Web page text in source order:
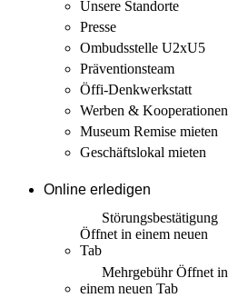
Unsere Standorte
Presse
Ombudsstelle U2xU5
Präventionsteam
Öffi-Denkwerkstatt
Werben & Kooperationen
Museum Remise mieten
Geschäftslokal mieten
Online erledigen
Störungs­bestätigung
Öffnet in einem neuen
Tab
MehrgebührÖffnet in
einem neuen Tab